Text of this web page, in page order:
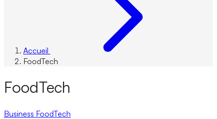
Accueil
FoodTech
FoodTech
Business FoodTech